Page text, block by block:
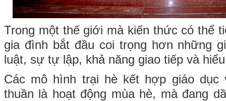
Trong một thế giới mà kiến thức có thể
gia đình bắt đầu coi trọng hơn những
luật, sự tự lập, khả năng giao tiếp và
Các mô hình trại hè kết hợp giáo dục
thuần là hoạt động mùa hè, mà đang